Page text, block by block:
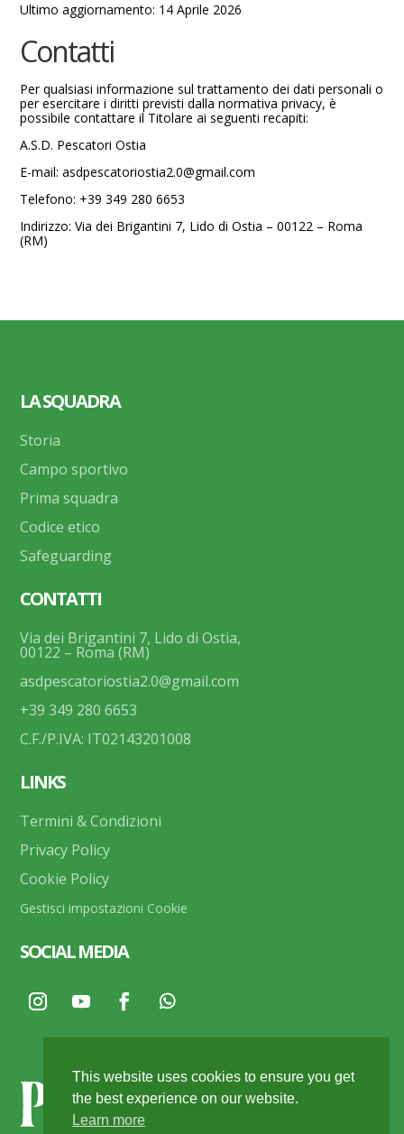
Ultimo aggiornamento: 14 Aprile 2026
Contatti
Per qualsiasi informazione sul trattamento dei dati personali o
per esercitare i diritti previsti dalla normativa privacy, è
possibile contattare il Titolare ai seguenti recapiti:
A.S.D. Pescatori Ostia
E-mail: asdpescatoriostia2.0@gmail.com
Telefono: +39 349 280 6653
Indirizzo: Via dei Brigantini 7, Lido di Ostia – 00122 – Roma
(RM)
LA SQUADRA
Storia
Campo sportivo
Prima squadra
Codice etico
Safeguarding
CONTATTI
Via dei Brigantini 7, Lido di Ostia,
00122 – Roma (RM)
asdpescatoriostia2.0@gmail.com
+39 349 280 6653
C.F./P.IVA: IT02143201008
LINKS
Termini & Condizioni
Privacy Policy
Cookie Policy
Gestisci impostazioni Cookie
SOCIAL MEDIA
This website uses cookies to ensure you get
the best experience on our website.
Learn more